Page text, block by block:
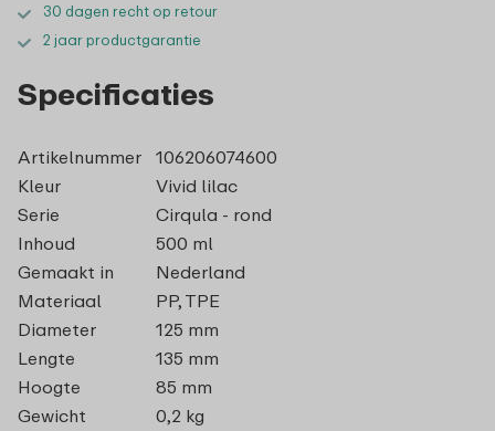
30 dagen recht op retour
2 jaar productgarantie
Specificaties
Artikelnummer
106206074600
Kleur
Vivid lilac
Serie
Cirqula - rond
Inhoud
500 ml
Gemaakt in
Nederland
Materiaal
PP, TPE
Diameter
125 mm
Lengte
135 mm
Hoogte
85 mm
Gewicht
0,2 kg